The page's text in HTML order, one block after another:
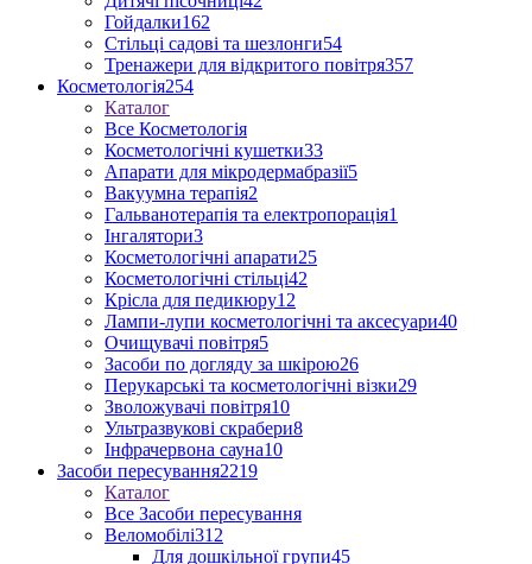
Гойдалки162
Стільці садові та шезлонги54
Тренажери для відкритого повітря357
Косметологія254
Каталог
Все Косметологія
Косметологічні кушетки33
Апарати для мікродермабразії5
Вакуумна терапія2
Гальванотерапія та електропорація1
Інгалятори3
Косметологічні апарати25
Косметологічні стільці42
Крісла для педикюру12
Лампи-лупи косметологічні та аксесуари40
Очищувачі повітря5
Засоби по догляду за шкірою26
Перукарські та косметологічні візки29
Зволожувачі повітря10
Ультразвукові скрабери8
Інфрачервона сауна10
Засоби пересування2219
Каталог
Все Засоби пересування
Веломобілі312
Для дошкільної групи45